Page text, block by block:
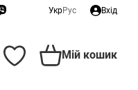
УкрРус Вхід
Мій кошик